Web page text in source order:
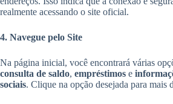
realmente acessando o site oficial.
4. Navegue pelo Site
Na página inicial, você encontrará várias
consulta de saldo, empréstimos e
sociais. Clique na opção desejada para mais